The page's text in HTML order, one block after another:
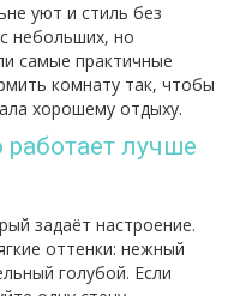
уют и стиль без
небольших, но
самые практичные
комнату так, чтобы
хорошему отдыху.
лучше
задаёт настроение.
оттенки: нежный
голубой. Если